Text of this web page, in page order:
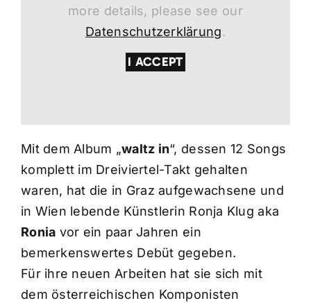
more details, please see our
Datenschutzerklärung.
I ACCEPT
Mit dem Album „waltz in“, dessen 12 Songs
komplett im Dreiviertel-Takt gehalten
waren, hat die in Graz aufgewachsene und
in Wien lebende Künstlerin Ronja Klug aka
Ronia vor ein paar Jahren ein
bemerkenswertes Debüt gegeben.
Für ihre neuen Arbeiten hat sie sich mit
dem österreichischen Komponisten